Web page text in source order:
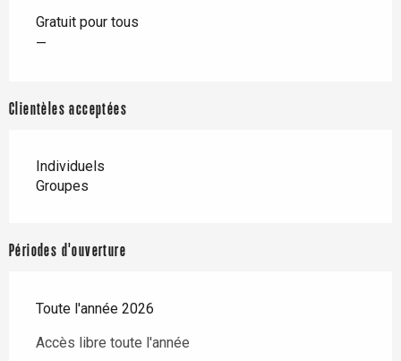
Gratuit pour tous
—
Clientèles acceptées
Individuels
Groupes
Périodes d'ouverture
Toute l'année 2026
Accès libre toute l'année